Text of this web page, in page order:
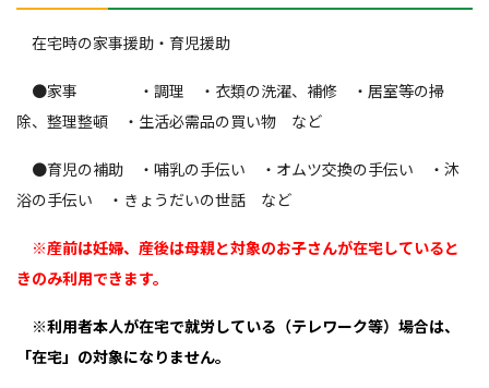
在宅時の家事援助・育児援助
●家事 ・調理 ・衣類の洗濯、補修 ・居室等の掃
除、整理整頓 ・生活必需品の買い物 など
●育児の補助 ・哺乳の手伝い ・オムツ交換の手伝い ・沐
浴の手伝い ・きょうだいの世話 など
※産前は妊婦、産後は母親と対象のお子さんが在宅していると
きのみ利用できます。
※利用者本人が在宅で就労している（テレワーク等）場合は、
「在宅」の対象になりません。